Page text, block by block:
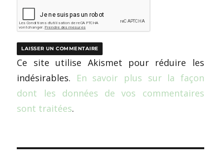
Ce site utilise Akismet pour réduire les
indésirables. En savoir plus sur la façon
dont les données de vos commentaires
sont traitées.